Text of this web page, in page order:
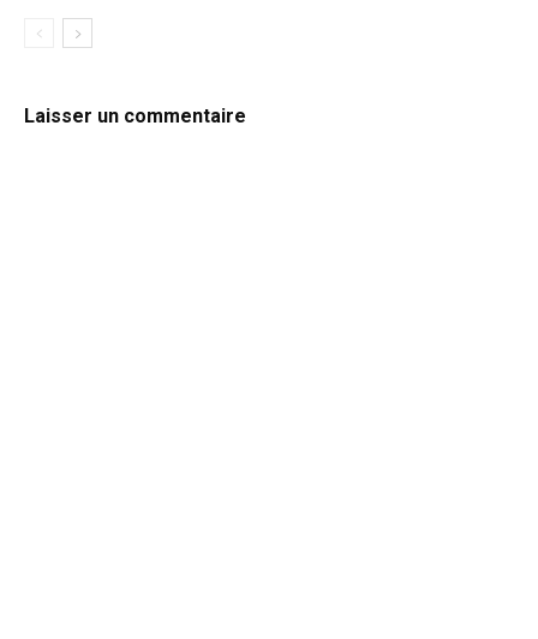
Laisser un commentaire